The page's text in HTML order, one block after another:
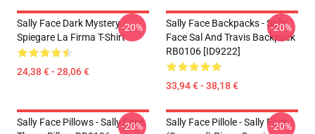
Sally Face Dark Mystery
Spiegare La Firma T-Shirt
24,38 € - 28,06 €
-20%
Sally Face Backpacks - Sally
Face Sal And Travis Backpack
RB0106 [ID9222]
33,94 € - 38,18 €
-20%
Sally Face Pillows - Sally Face.
-20%
Sally Face Pillole - Sally Face
-20%